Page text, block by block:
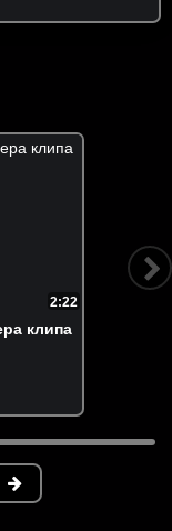
2:22
клипа